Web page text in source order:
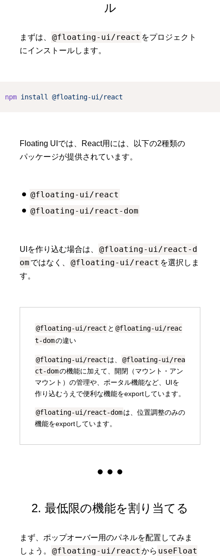
ル
まずは、 @floating-ui/react をプロジェクト
にインストールします。
npm install @floating-ui/react
Floating UIでは、React用には、以下の2種類の
パッケージが提供されています。
@floating-ui/react
@floating-ui/react-dom
UIを作り込む場合は、
@floating-ui/react-d
om ではなく、 @floating-ui/react を選択しま
す。
@floating-ui/react と @floating-ui/reac
t-domの違い
@floating-ui/react は、
@floating-ui/rea
ct-domの機能に加えて、開閉（マウント・アン
マウント）の管理や、ポータル機能など、UIを
作り込むうえで便利な機能をexportしています。
@floating-ui/react-domは、位置調整のみの
機能をexportしています。
2. 最低限の機能を割り当てる
まず、ポップオーバー用のパネルを配置してみま
しょう。
@floating-ui/react から useFloat